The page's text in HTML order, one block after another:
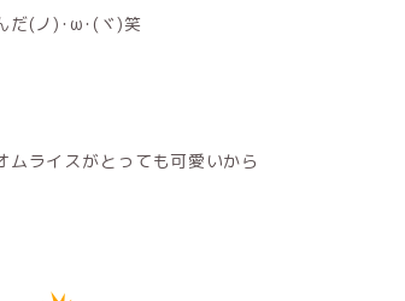
だ(ノ)･ω･(ヾ)笑
ムライスがとっても可愛いから